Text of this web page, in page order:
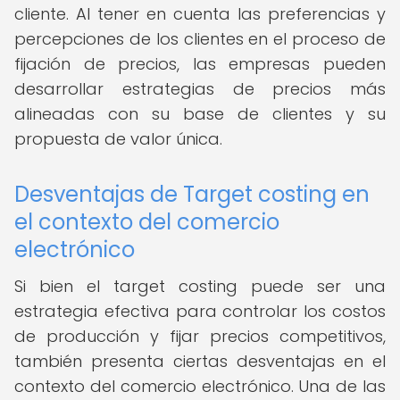
cliente. Al tener en cuenta las preferencias y
percepciones de los clientes en el proceso de
fijación de precios, las empresas pueden
desarrollar estrategias de precios más
alineadas con su base de clientes y su
propuesta de valor única.
Desventajas de Target costing en
el contexto del comercio
electrónico
Si bien el target costing puede ser una
estrategia efectiva para controlar los costos
de producción y fijar precios competitivos,
también presenta ciertas desventajas en el
contexto del comercio electrónico. Una de las